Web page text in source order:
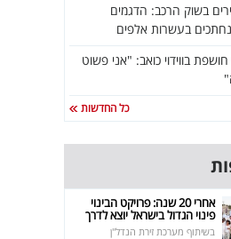
בשוק הרכב: הדגמים
בעשרות אלפים
בווידוי כואב: "אני פשוט
כל החדשות
אחרי 20 שנה: פרויקט הבינוי
פינוי הגדול בישראל יוצא לדרך
בשיתוף מערכת זירת הנדל"ן